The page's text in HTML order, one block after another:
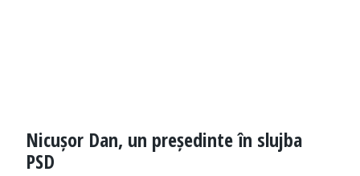
Nicușor Dan, un președinte în slujba
PSD